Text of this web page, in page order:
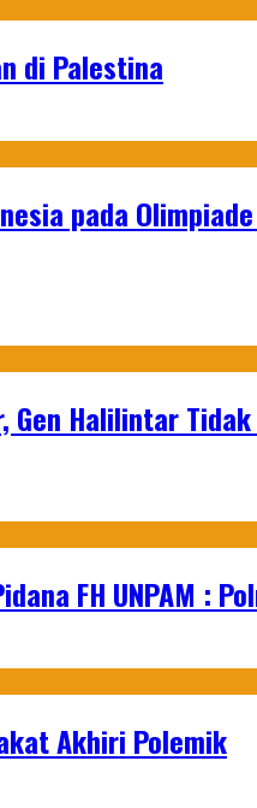
di Palestina
pada
Gen Halilintar
FH UNPAM :
Akhiri Polemik